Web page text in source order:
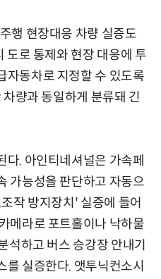
행 현장대응 차량 실증도
도로 통제와 현장 대응에 투
자동차로 지정할 수 있도록
량과 동일하게 분류돼 긴
. 아인티네셔널은 가속페
가능성을 판단하고 자동으
작 방지장치' 실증에 들어
메라로 포트홀이나 낙하물
석하고 버스 승강장 안내기
실증한다. 앳투닉컨소시